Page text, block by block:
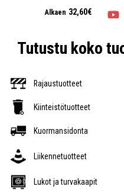
Alkaen 32,60€
Tutustu koko
Rajaustuotteet
Kiinteistötuotteet
Kuormansidonta
Liikennetuotteet
Lukot ja turvakaapit